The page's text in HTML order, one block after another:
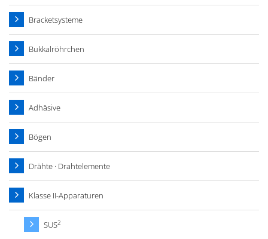
Bracketsysteme
Bukkalröhrchen
Bänder
Adhäsive
Bögen
Drähte · Drahtelemente
Klasse II-Apparaturen
SUS2